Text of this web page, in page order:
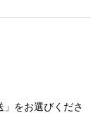
をお選びくださ